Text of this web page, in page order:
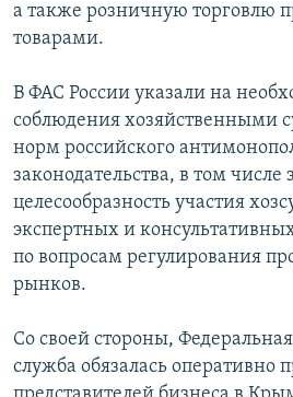
а также розничную торговлю
товарами.
В ФАС России указали на
соблюдения хозяйственными
норм российского
законодательства, в том
целесообразность участия
экспертных и
по вопросам регулирования
рынков.
Со своей стороны,
служба обязалась оперативно